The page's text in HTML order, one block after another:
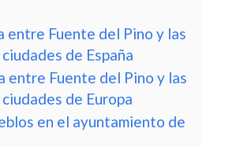
entre Fuente del Pino y las
de España
entre Fuente del Pino y las
de Europa
en el ayuntamiento de